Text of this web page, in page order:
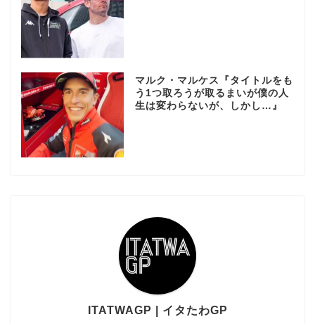
マルク・マルケス『タイトルをも
う1つ取ろうが取るまいが僕の人
生は変わらないが、しかし…』
ITATWAGP | イタたわGP